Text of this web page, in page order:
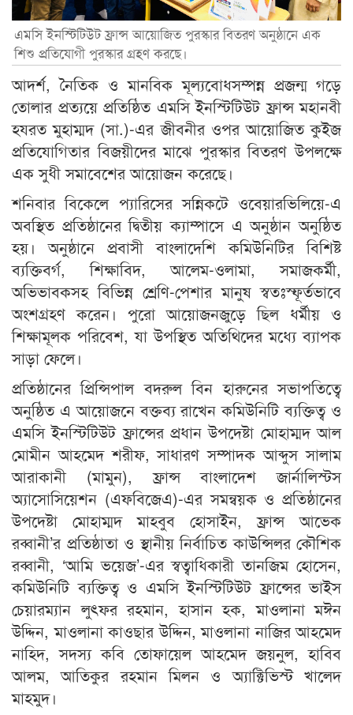
এমসি ইনস্টিটিউট ফ্রান্স আয়োজিত পুরস্কার বিতরণ অনুষ্ঠানে এক
শিশু প্রতিযোগী পুরস্কার গ্রহণ করছে।
আদর্শ, নৈতিক ও মানবিক মূল্যবোধসম্পন্ন প্রজন্ম গড়ে
তোলার প্রত্যয়ে প্রতিষ্ঠিত এমসি ইনস্টিটিউট ফ্রান্স মহানবী
হযরত মুহাম্মদ (সা.)-এর জীবনীর ওপর আয়োজিত কুইজ
প্রতিযোগিতার বিজয়ীদের মাঝে পুরস্কার বিতরণ উপলক্ষে
এক সুধী সমাবেশের আয়োজন করেছে।
শনিবার বিকেলে প্যারিসের সন্নিকটে ওবেয়ারভিলিয়ে-এ
অবস্থিত প্রতিষ্ঠানের দ্বিতীয় ক্যাম্পাসে এ অনুষ্ঠান অনুষ্ঠিত
হয়। অনুষ্ঠানে প্রবাসী বাংলাদেশি কমিউনিটির বিশিষ্ট
ব্যক্তিবর্গ, শিক্ষাবিদ, আলেম-ওলামা, সমাজকর্মী,
অভিভাবকসহ বিভিন্ন শ্রেণি-পেশার মানুষ স্বতঃস্ফূর্তভাবে
অংশগ্রহণ করেন। পুরো আয়োজনজুড়ে ছিল ধর্মীয় ও
শিক্ষামূলক পরিবেশ, যা উপস্থিত অতিথিদের মধ্যে ব্যাপক
সাড়া ফেলে।
প্রতিষ্ঠানের প্রিন্সিপাল বদরুল বিন হারুনের সভাপতিত্বে
অনুষ্ঠিত এ আয়োজনে বক্তব্য রাখেন কমিউনিটি ব্যক্তিত্ব ও
এমসি ইনস্টিটিউট ফ্রান্সের প্রধান উপদেষ্টা মোহাম্মদ আল
মোমীন আহমেদ শরীফ, সাধারণ সম্পাদক আব্দুস সালাম
আরাকানী (মামুন), ফ্রান্স বাংলাদেশ জার্নালিস্টস
অ্যাসোসিয়েশন (এফবিজেএ)-এর সমন্বয়ক ও প্রতিষ্ঠানের
উপদেষ্টা মোহাম্মদ মাহবুব হোসাইন, ফ্রান্স আভেক
রব্বানী’র প্রতিষ্ঠাতা ও স্থানীয় নির্বাচিত কাউন্সিলর কৌশিক
রব্বানী, ‘আমি ভয়েজ’-এর স্বত্বাধিকারী তানজিম হোসেন,
কমিউনিটি ব্যক্তিত্ব ও এমসি ইনস্টিটিউট ফ্রান্সের ভাইস
চেয়ারম্যান লুৎফর রহমান, হাসান হক, মাওলানা মঈন
উদ্দিন, মাওলানা কাওছার উদ্দিন, মাওলানা নাজির আহমেদ
নাহিদ, সদস্য কবি তোফায়েল আহমেদ জয়নুল, হাবিব
আলম, আতিকুর রহমান মিলন ও অ্যাক্টিভিস্ট খালেদ
মাহমুদ।